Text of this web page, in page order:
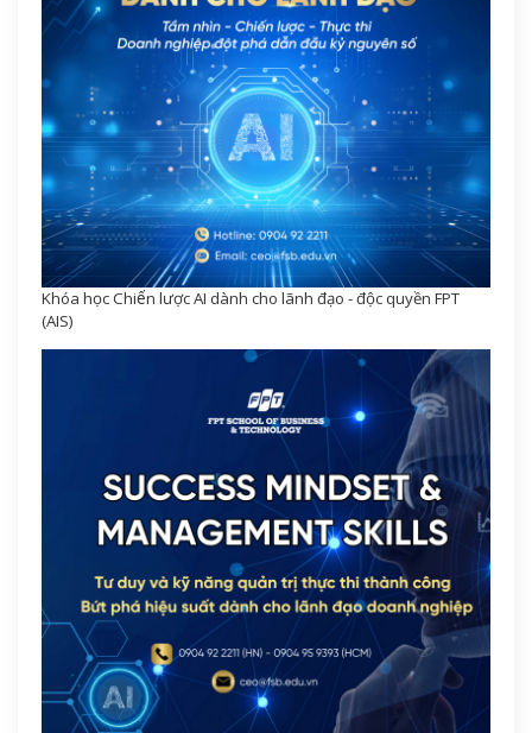
Khóa học Chiến lược AI dành cho lãnh đạo - độc quyền FPT
(AIS)